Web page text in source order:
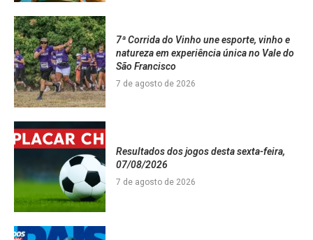
7ª Corrida do Vinho une esporte, vinho e
natureza em experiência única no Vale do
São Francisco
7 de agosto de 2026
Resultados dos jogos desta sexta-feira,
07/08/2026
7 de agosto de 2026